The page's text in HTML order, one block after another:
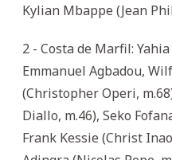
Kylian Mbappe (Jean
2 - Costa de Marfil:
Emmanuel Agbadou,
(Christopher Operi,
Diallo, m.46), Seko
Frank Kessie (Christ